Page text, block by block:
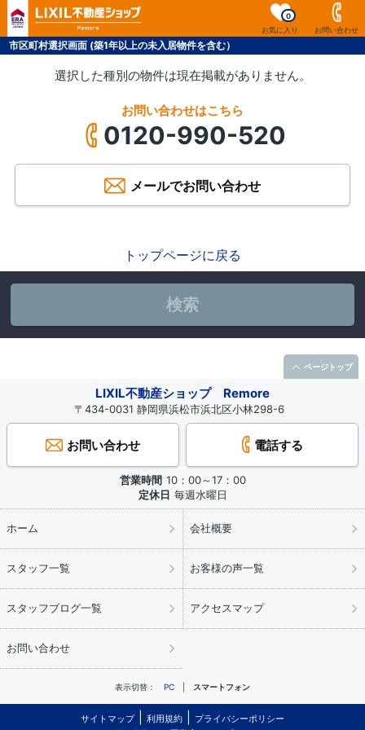
お気に入り
0
お問い合わせ
市区町村選択画面 (築1年以上の未入居物件を含む）
選択した種別の物件は現在掲載がありません。
お問い合わせはこちら
0120-990-520
メールでお問い合わせ
トップページに戻る
検索
LIXIL不動産ショップ Remore
〒434-0031 静岡県浜松市浜北区小林298-6
お問い合わせ 電話する
営業時間 10：00～17：00
定休日 毎週水曜日
ホーム 会社概要
スタッフ一覧 お客様の声一覧
スタッフブログ一覧 アクセスマップ
お問い合わせ
表示切替： PC スマートフォン
サイトマップ 利用規約
プライバシーポリシー
ページトップ